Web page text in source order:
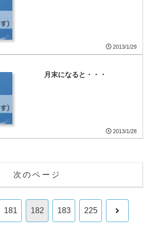
2013/1/29
月末になると・・・
2013/1/28
次のページ
181 182 183 225 次